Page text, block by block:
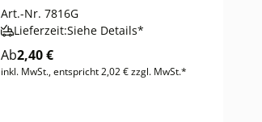
Art.-Nr. 7816G
Lieferzeit:Siehe Details*
Ab2,40 €
inkl. MwSt., entspricht 2,02 € zzgl. MwSt.*